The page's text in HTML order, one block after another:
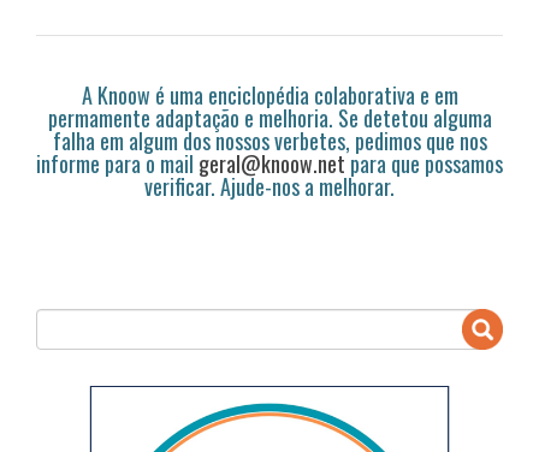
A Knoow é uma enciclopédia colaborativa e em
permamente adaptação e melhoria. Se detetou alguma
falha em algum dos nossos verbetes, pedimos que nos
informe para o mail geral@knoow.netpara que possamos
verificar. Ajude-nos a melhorar.